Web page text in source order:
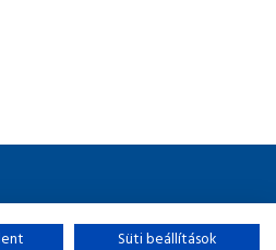
Süti beállítások